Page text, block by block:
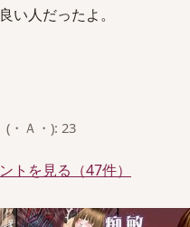
い人だったよ。
・Ａ・): 23
トを見る（47件）